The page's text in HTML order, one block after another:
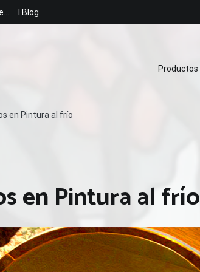
I Blog
Productos
en Pintura al frío
en Pintura al frío